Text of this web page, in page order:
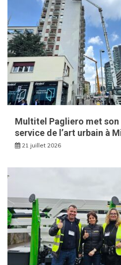
Multitel Pagliero met
service de l’art urbain à
21 juillet 2026